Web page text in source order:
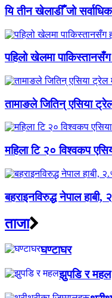
यि तीन खेलाडीँँ जो
पहिलो खेलमा पाकिस्तानसँग
तामाङले जितिन् एसिया
महिला टि २० विश्वकप
बहराइनविरुद्ध नेपाल
ताजा
घण्टाघर
झुपडि र महल